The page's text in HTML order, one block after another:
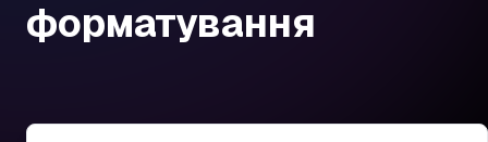
форматування